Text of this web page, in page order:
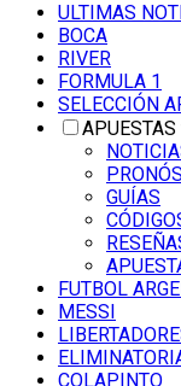
ULTIMAS
BOCA
RIVER
FORMULA 1
SELECCIÓN
APUESTAS
GUÍAS
FUTBOL
MESSI
COLAPINTO